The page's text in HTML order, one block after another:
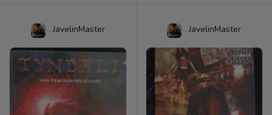
JavelinMaster JavelinMaster